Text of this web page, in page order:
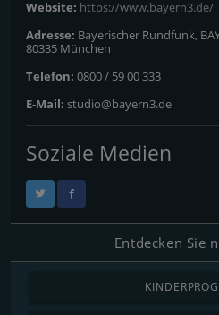
Website: https://www.bayern3.de/
Adresse: Bayerischer Rundfunk,
80335 München
Telefon: 0800 / 59 00 333
E-Mail: studio@bayern3.de
Soziale Medien
Entdecken Sie